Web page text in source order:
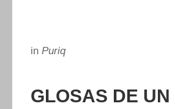
in Puriq
GLOSAS DE UN